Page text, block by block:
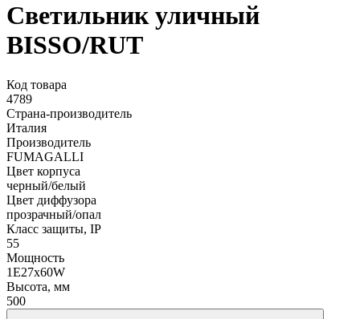
Светильник уличный
BISSO/RUT
Код товара
4789
Страна-производитель
Италия
Производитель
FUMAGALLI
Цвет корпуса
черный/белый
Цвет диффузора
прозрачный/опал
Класс защиты, IP
55
Мощность
1Е27х60W
Высота, мм
500